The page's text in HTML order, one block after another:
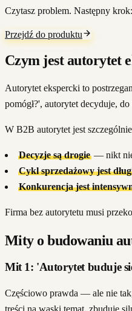
Czytasz problem. Następny
Przejdź do produktu
Czym jest autorytet
Autorytet ekspercki to
pomógł?', autorytet decyduje,
W B2B autorytet jest
Decyzje są drogie— nikt nie
Cykl sprzedażowy jest
Konkurencja jest
Firma bez autorytetu musi
Mity o budowaniu
Mit 1: 'Autorytet buduje
Częściowo prawda — ale nie
treści na wąski temat, zbuduje